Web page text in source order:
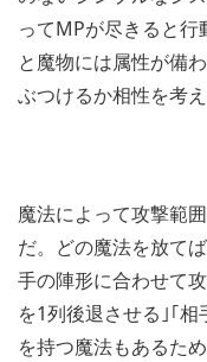
ってMPが尽きると
と魔物には属性が備
ぶつけるか相性を考え
魔法によって攻撃範
だ。どの魔法を放て
手の陣形に合わせて
を1列後退させる｣｢
を持つ魔法もあるた